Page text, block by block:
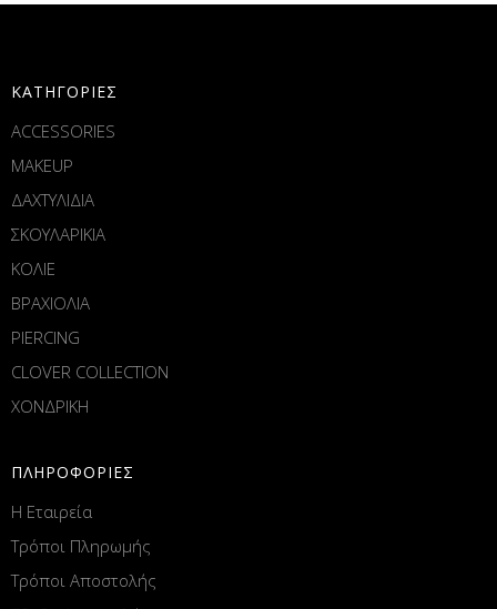
ΚΑΤΗΓΟΡΙΕΣ
ACCESSORIES
MAKEUP
ΔΑΧΤΥΛΙΔΙΑ
ΣΚΟΥΛΑΡΙΚΙΑ
ΚΟΛΙΕ
ΒΡΑΧΙΟΛΙΑ
PIERCING
CLOVER COLLECTION
ΧΟΝΔΡΙΚΗ
ΠΛΗΡΟΦΟΡΙΕΣ
Η Εταιρεία
Τρόποι Πληρωμής
Τρόποι Αποστολής